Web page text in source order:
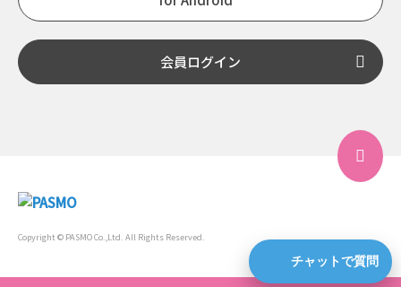
チャットで質問
会員ログイン
Copyright © PASMO Co.,Ltd. All Rights Reserved.